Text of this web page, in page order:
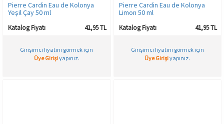
Pierre Cardin Eau de Kolonya
Yeşil Çay 50 ml
Katalog Fiyatı 41,95 TL
Girişimci fiyatını görmek için
Üye Girişiyapınız.
Pierre Cardin Eau de Kolonya
Limon 50 ml
Katalog Fiyatı 41,95 TL
Girişimci fiyatını görmek için
Üye Girişiyapınız.